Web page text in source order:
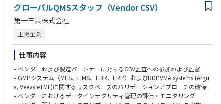
purposes
•Develop AI for making efficient way for daily work
•Manage project in planning, execution, and assessment, and apply the t
ools/frameworks/concepts to drive the effectiveness/performance of pro
ject teams
•Solid communication and interpersonal skills to enable effective leaders
hip, coaching and collaborations
•Programming skills in at least one of the following languages: SAS, R, or
Python
＜歓迎 / Nice to have＞
グローバルQMSスタッフ（Vendor CSV）
第一三共株式会社
上場企業
仕事内容
• ベンダーおよび製造パートナーに対するCSV監査への参加および監督
• GMPシステム（MES、LIMS、EBR、ERP）およびRDPVMA systems (Argu
s, Veeva eTMF)に関するリスクベースのバリデーションアプローチの確保
• ベンダーにおけるデータインテグリティ管理の評価・モニタリング